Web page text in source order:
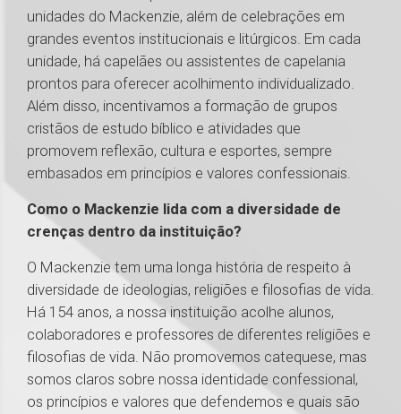
unidades do Mackenzie, além de celebrações em
grandes eventos institucionais e litúrgicos. Em cada
unidade, há capelães ou assistentes de capelania
prontos para oferecer acolhimento individualizado.
Além disso, incentivamos a formação de grupos
cristãos de estudo bíblico e atividades que
promovem reflexão, cultura e esportes, sempre
embasados em princípios e valores confessionais.
Como o Mackenzie lida com a diversidade de
crenças dentro da instituição?
O Mackenzie tem uma longa história de respeito à
diversidade de ideologias, religiões e filosofias de vida.
Há 154 anos, a nossa instituição acolhe alunos,
colaboradores e professores de diferentes religiões e
filosofias de vida. Não promovemos catequese, mas
somos claros sobre nossa identidade confessional,
os princípios e valores que defendemos e quais são